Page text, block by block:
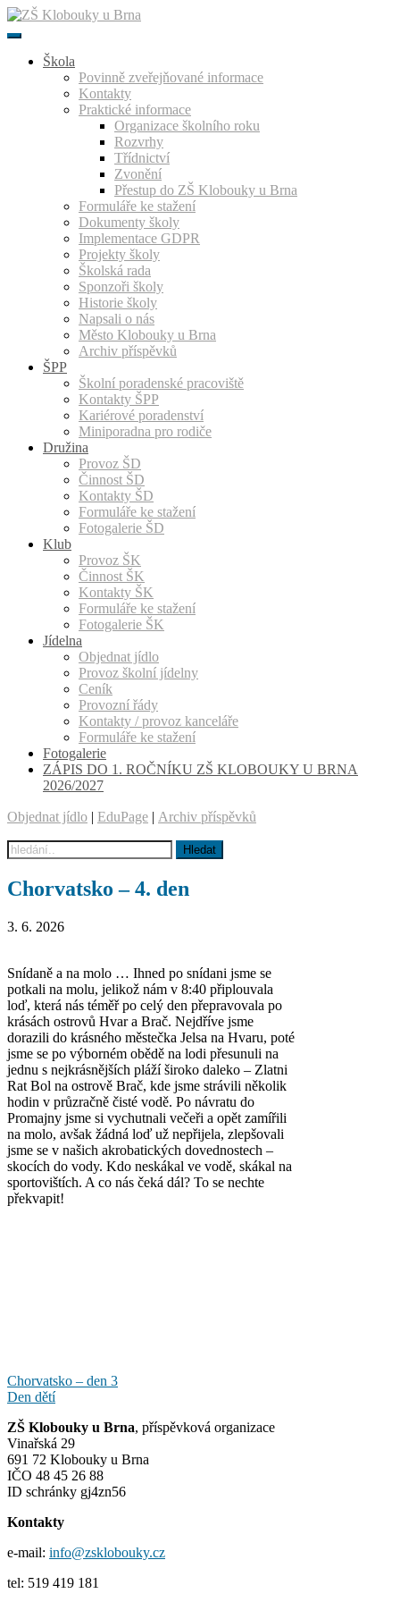
Přeskočit
k
Škola
Povinně zveřejňované informace
Kontakty
Praktické informace
Organizace školního roku
Rozvrhy
Třídnictví
Zvonění
Přestup do ZŠ Klobouky u Brna
Formuláře ke stažení
Dokumenty školy
Implementace GDPR
Projekty školy
Školská rada
Sponzoři školy
Historie školy
Napsali o nás
Město Klobouky u Brna
Archiv příspěvků
ŠPP
Školní poradenské pracoviště
Kontakty ŠPP
Kariérové poradenství
Miniporadna pro rodiče
Družina
Provoz ŠD
Činnost ŠD
Kontakty ŠD
Formuláře ke stažení
Fotogalerie ŠD
Klub
Provoz ŠK
Činnost ŠK
Kontakty ŠK
Formuláře ke stažení
Fotogalerie ŠK
Jídelna
Objednat jídlo
Provoz školní jídelny
Ceník
Provozní řády
Kontakty / provoz kanceláře
Formuláře ke stažení
Fotogalerie
ZÁPIS DO 1. ROČNÍKU ZŠ KLOBOUKY U BRNA
2026/2027
Objednat jídlo | EduPage | Archiv příspěvků
Chorvatsko – 4. den
3. 6. 2026
Snídaně a na molo … Ihned po snídani jsme se
potkali na molu, jelikož nám v 8:40 připlouvala
loď, která nás téměř po celý den přepravovala po
krásách ostrovů Hvar a Brač. Nejdříve jsme
dorazili do krásného městečka Jelsa na Hvaru, poté
jsme se po výborném obědě na lodi přesunuli na
jednu s nejkrásnějších pláží široko daleko – Zlatni
Rat Bol na ostrově Brač, kde jsme strávili několik
hodin v průzračně čisté vodě. Po návratu do
Promajny jsme si vychutnali večeři a opět zamířili
na molo, avšak žádná loď už nepřijela, zlepšovali
jsme se v našich akrobatických dovednostech –
skocích do vody. Kdo neskákal ve vodě, skákal na
sportovištích. A co nás čeká dál? To se nechte
překvapit!
Navigace
pro
příspěvek
Chorvatsko – den 3
Den dětí
ZŠ Klobouky u Brna, příspěvková organizace
Vinařská 29
691 72 Klobouky u Brna
IČO 48 45 26 88
ID schránky gj4zn56
Kontakty
e-mail: info@zsklobouky.cz
tel: 519 419 181